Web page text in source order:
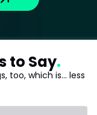
to Say
too, which is... less